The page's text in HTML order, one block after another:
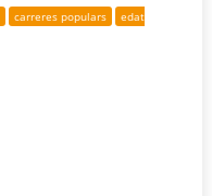
carreres populars
edat